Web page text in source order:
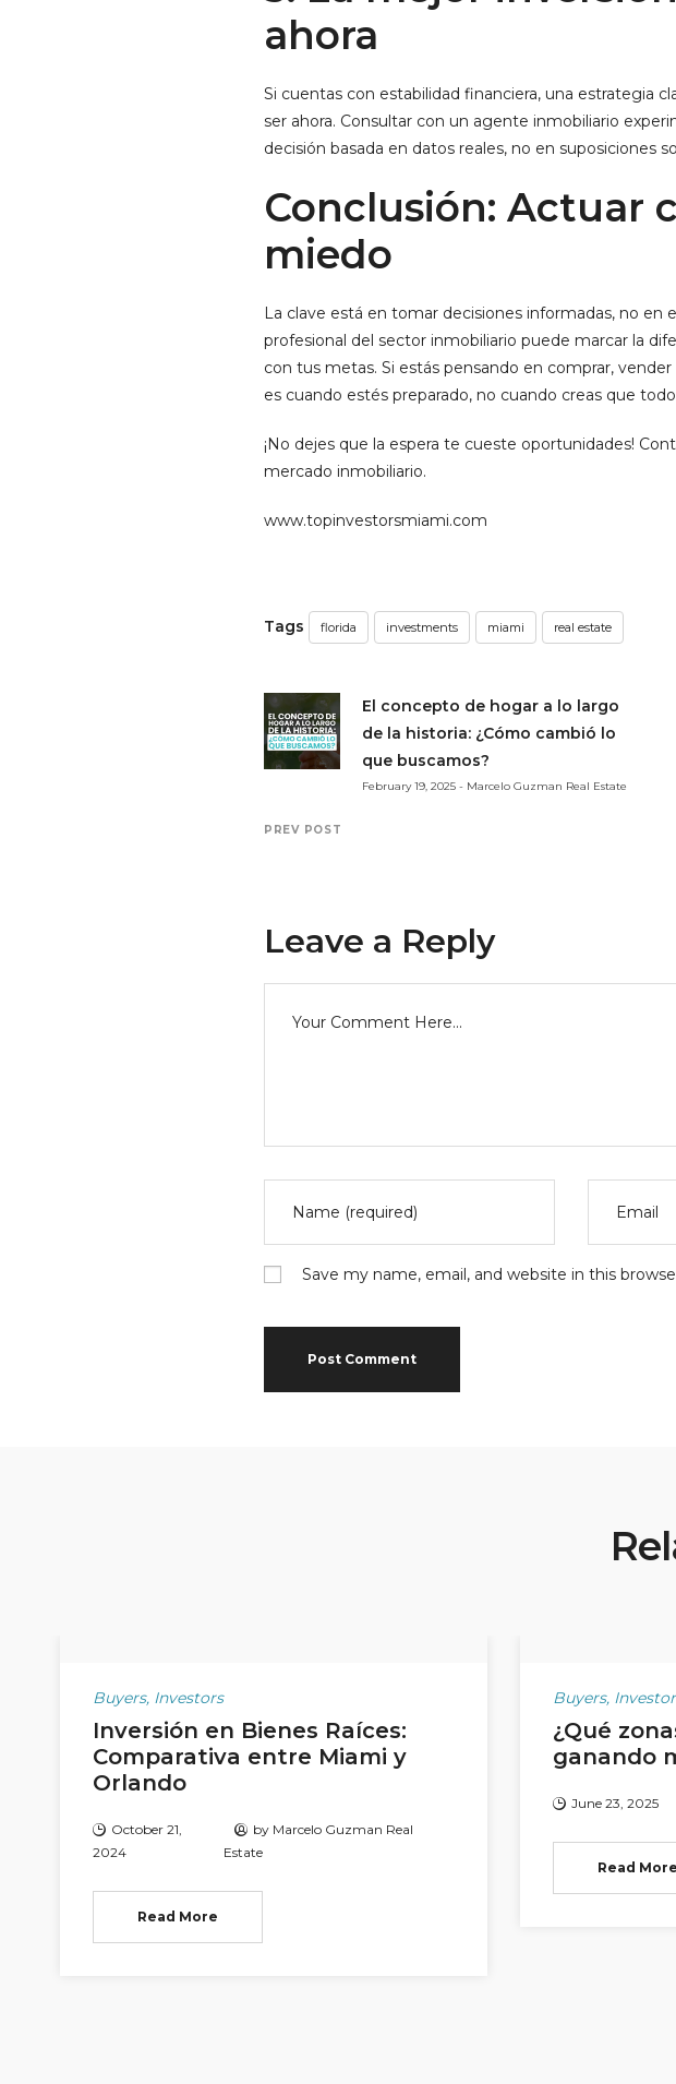
ahora
Si cuentas con estabilidad financiera, una estrategia
ser ahora. Consultar con un agente inmobiliario
decisión basada en datos reales, no en suposiciones
Conclusión: Actuar
miedo
La clave está en tomar decisiones informadas, no en
profesional del sector inmobiliario puede marcar la
con tus metas. Si estás pensando en comprar,
es cuando estés preparado, no cuando creas que
¡No dejes que la espera te cueste oportunidades!
mercado inmobiliario.
www.topinvestorsmiami.com
Tags florida investments miami real estate
PREV POST
El concepto de hogar a lo largo
de la historia: ¿Cómo cambió lo
que buscamos?
February 19, 2025 - Marcelo Guzman Real Estate
Leave a Reply
Save my name, email, and website in this
Buyers, Investors
Inversión en Bienes Raíces:
Comparativa entre Miami y
Orlando
October 21,
2024
by Marcelo Guzman Real
Estate
Read More
Buyers,
¿Qué
ganando
June 23, 2025
Read More